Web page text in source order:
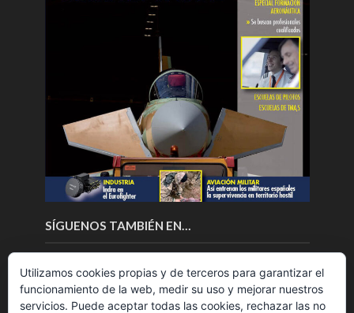
SÍGUENOS TAMBIÉN EN…
Utilizamos cookies propias y de terceros para garantizar el
funcionamiento de la web, medir su uso y mejorar nuestros
servicios. Puede aceptar todas las cookies, rechazar las no